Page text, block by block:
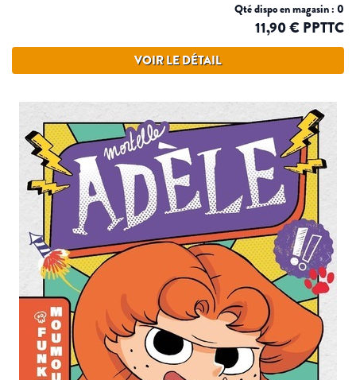
Qté dispo en magasin : 0
11,90 € PPTTC
VOIR LE DÉTAIL